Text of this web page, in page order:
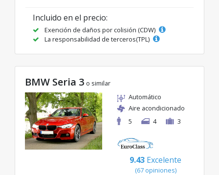
Incluido en el precio:
Exención de daños por colisión (CDW)
La responsabilidad de terceros(TPL)
BMW Seria 3 o similar
Automático
Aire acondicionado
5
4 3
9.43 Excelente
(67 opiniones)